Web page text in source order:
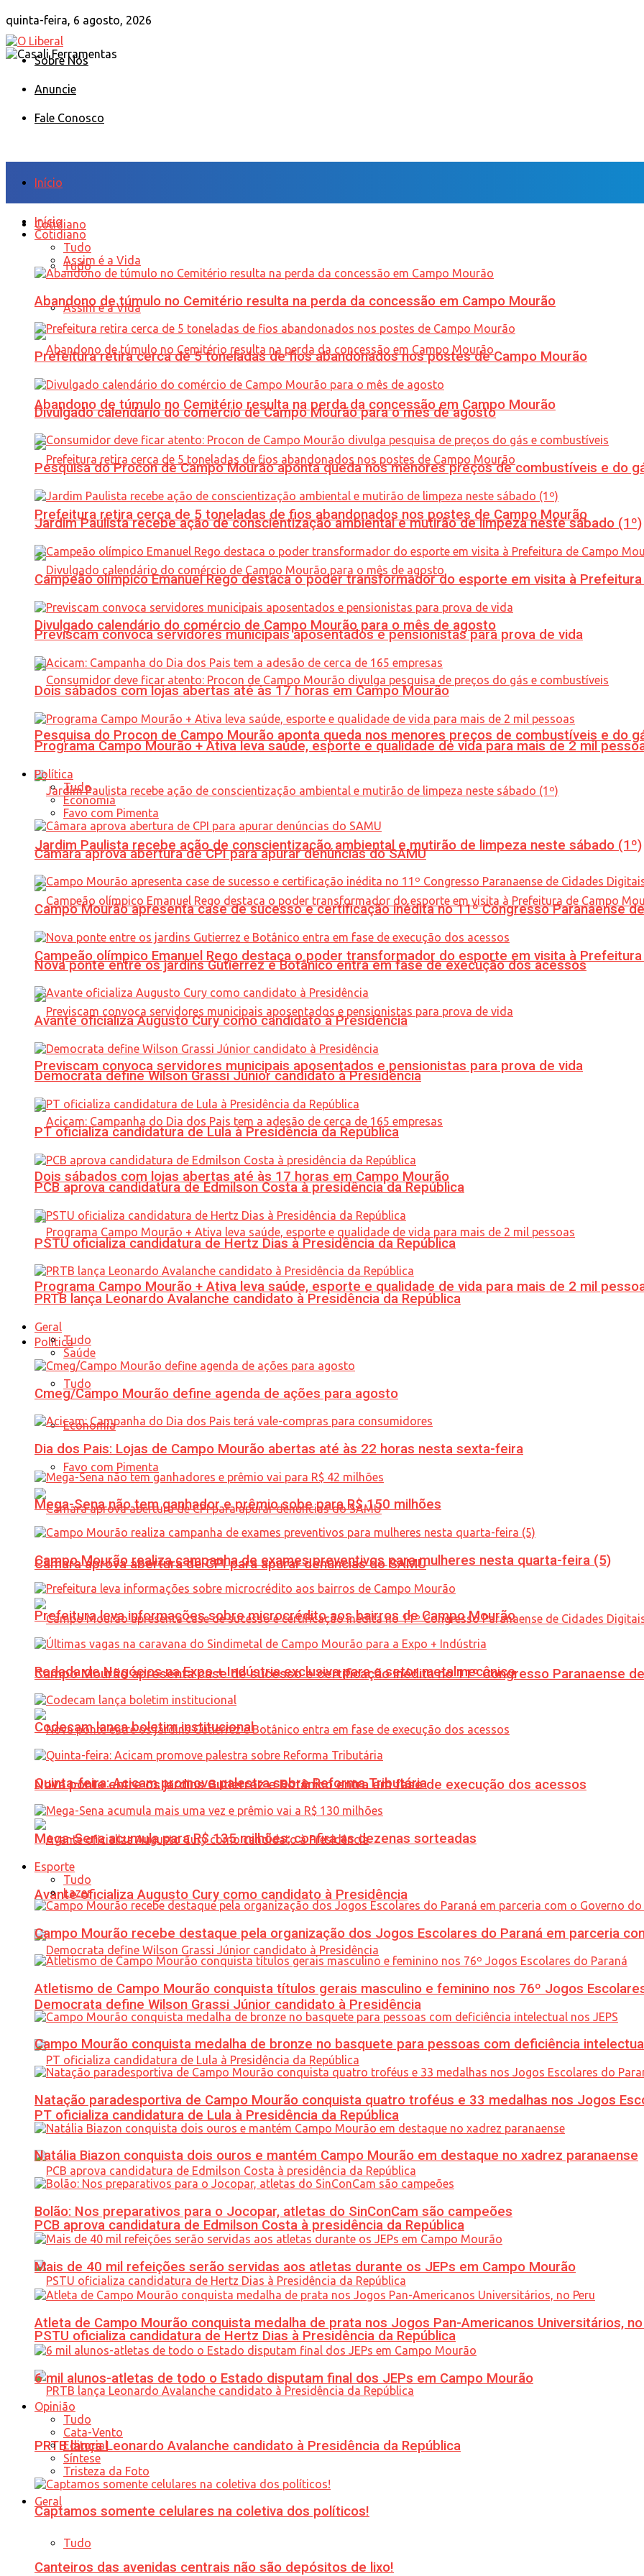
quinta-feira, 6 agosto, 2026
Sobre Nós
Anuncie
Fale Conosco
Início
Cotidiano
Tudo
Assim é a Vida
Abandono de túmulo no Cemitério resulta na perda da concessão em Campo Mourão
Prefeitura retira cerca de 5 toneladas de fios abandonados nos postes de Campo Mourão
Divulgado calendário do comércio de Campo Mourão para o mês de agosto
Pesquisa do Procon de Campo Mourão aponta queda nos menores preços de combustíveis e do
Jardim Paulista recebe ação de conscientização ambiental e mutirão de limpeza neste sábado (1º)
Campeão olímpico Emanuel Rego destaca o poder transformador do esporte em visita à
Previscam convoca servidores municipais aposentados e pensionistas para prova de vida
Dois sábados com lojas abertas até às 17 horas em Campo Mourão
Programa Campo Mourão + Ativa leva saúde, esporte e qualidade de vida para mais de 2 mil
Política
Tudo
Economia
Favo com Pimenta
Câmara aprova abertura de CPI para apurar denúncias do SAMU
Campo Mourão apresenta case de sucesso e certificação inédita no 11º Congresso Paranaense
Nova ponte entre os jardins Gutierrez e Botânico entra em fase de execução dos acessos
Avante oficializa Augusto Cury como candidato à Presidência
Democrata define Wilson Grassi Júnior candidato à Presidência
PT oficializa candidatura de Lula à Presidência da República
PCB aprova candidatura de Edmilson Costa à presidência da República
PSTU oficializa candidatura de Hertz Dias à Presidência da República
PRTB lança Leonardo Avalanche candidato à Presidência da República
Geral
Tudo
Início
Cotidiano
Tudo
Assim é a Vida
Abandono de túmulo no Cemitério resulta na perda da concessão em Campo Mourão
Prefeitura retira cerca de 5 toneladas de fios abandonados nos postes de Campo Mourão
Divulgado calendário do comércio de Campo Mourão para o mês de agosto
Pesquisa do Procon de Campo Mourão aponta queda nos menores preços de combustíveis e do
Jardim Paulista recebe ação de conscientização ambiental e mutirão de limpeza neste sábado (1º)
Campeão olímpico Emanuel Rego destaca o poder transformador do esporte em visita à
Previscam convoca servidores municipais aposentados e pensionistas para prova de vida
Dois sábados com lojas abertas até às 17 horas em Campo Mourão
Programa Campo Mourão + Ativa leva saúde, esporte e qualidade de vida para mais de 2 mil
Política
Tudo
Economia
Favo com Pimenta
Câmara aprova abertura de CPI para apurar denúncias do SAMU
Campo Mourão apresenta case de sucesso e certificação inédita no 11º Congresso Paranaense
Nova ponte entre os jardins Gutierrez e Botânico entra em fase de execução dos acessos
Avante oficializa Augusto Cury como candidato à Presidência
Democrata define Wilson Grassi Júnior candidato à Presidência
PT oficializa candidatura de Lula à Presidência da República
PCB aprova candidatura de Edmilson Costa à presidência da República
PSTU oficializa candidatura de Hertz Dias à Presidência da República
PRTB lança Leonardo Avalanche candidato à Presidência da República
Geral
Tudo
Saúde
Cmeg/Campo Mourão define agenda de ações para agosto
Dia dos Pais: Lojas de Campo Mourão abertas até às 22 horas nesta sexta-feira
Mega-Sena não tem ganhador e prêmio sobe para R$ 150 milhões
Campo Mourão realiza campanha de exames preventivos para mulheres nesta quarta-feira (5)
Prefeitura leva informações sobre microcrédito aos bairros de Campo Mourão
Rodada de Negócios na Expo + Indústria exclusiva para o setor metalmecânico
Codecam lança boletim institucional
Quinta-feira: Acicam promove palestra sobre Reforma Tributária
Mega-Sena acumula para R$ 135 milhões; confira as dezenas sorteadas
Esporte
Tudo
Lazer
Campo Mourão recebe destaque pela organização dos Jogos Escolares do Paraná em parceria
Atletismo de Campo Mourão conquista títulos gerais masculino e feminino nos 76º Jogos
Campo Mourão conquista medalha de bronze no basquete para pessoas com deficiência
Natação paradesportiva de Campo Mourão conquista quatro troféus e 33 medalhas nos Jogos
Natália Biazon conquista dois ouros e mantém Campo Mourão em destaque no xadrez paranaense
Bolão: Nos preparativos para o Jocopar, atletas do SinConCam são campeões
Mais de 40 mil refeições serão servidas aos atletas durante os JEPs em Campo Mourão
Atleta de Campo Mourão conquista medalha de prata nos Jogos Pan-Americanos Universitários,
6 mil alunos-atletas de todo o Estado disputam final dos JEPs em Campo Mourão
Opinião
Tudo
Cata-Vento
Editorial
Síntese
Tristeza da Foto
Captamos somente celulares na coletiva dos políticos!
Canteiros das avenidas centrais não são depósitos de lixo!